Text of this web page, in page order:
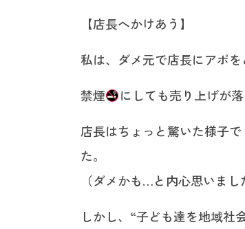
【店長へかけあう】
私は、ダメ元で店長にアポ
禁煙 にしても売り上げが
店長はちょっと驚いた様子
た。
（ダメかも…と内心思いまし
しかし、“子ども達を地域社